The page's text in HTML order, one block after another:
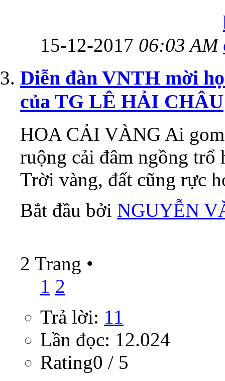
15-12-2017 06:03 AM
Diễn đàn VNTH mời
của TG LÊ HẢI CHÂU
HOA CẢI VÀNG Ai
ruộng cải đâm ngồng trổ
Trời vàng, đất cũng rực
Bắt đầu bởi NGUYỄN
2 Trang •
1 2
Trả lời: 11
Lần đọc: 12.024
Rating0 / 5